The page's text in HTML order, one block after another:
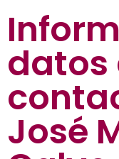
datos
José